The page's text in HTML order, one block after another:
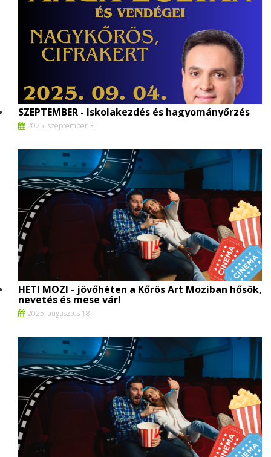
SZEPTEMBER - Iskolakezdés és hagyományőrzés
2025. szeptember 3.
HETI MOZI - jövőhéten a Kőrös Art Moziban hősök,
nevetés és mese vár!
2025. augusztus 18.